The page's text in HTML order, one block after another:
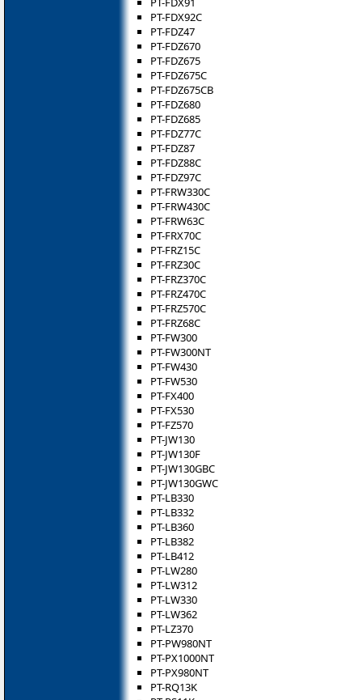
PT-FDX92C
PT-FDZ47
PT-FDZ670
PT-FDZ675
PT-FDZ675C
PT-FDZ675CB
PT-FDZ680
PT-FDZ685
PT-FDZ77C
PT-FDZ87
PT-FDZ88C
PT-FDZ97C
PT-FRW330C
PT-FRW430C
PT-FRW63C
PT-FRX70C
PT-FRZ15C
PT-FRZ30C
PT-FRZ370C
PT-FRZ470C
PT-FRZ570C
PT-FRZ68C
PT-FW300
PT-FW300NT
PT-FW430
PT-FW530
PT-FX400
PT-FX530
PT-FZ570
PT-JW130
PT-JW130F
PT-JW130GBC
PT-JW130GWC
PT-LB330
PT-LB332
PT-LB360
PT-LB382
PT-LB412
PT-LW280
PT-LW312
PT-LW330
PT-LW362
PT-LZ370
PT-PW980NT
PT-PX1000NT
PT-PX980NT
PT-RQ13K